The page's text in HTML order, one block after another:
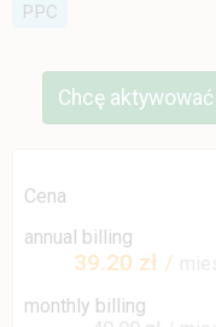
PPC
Chcę aktywować
Cena
annual billing
39.20 zł /
monthly billing